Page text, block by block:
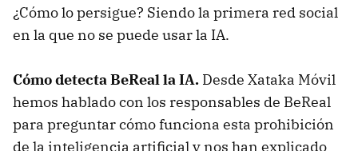
¿Cómo lo persigue? Siendo la primera red social
en la que no se puede usar la IA.
Cómo detecta BeReal la IA. Desde Xataka Móvil
hemos hablado con los responsables de BeReal
para preguntar cómo funciona esta prohibición
de la inteligencia artificial y nos han explicado